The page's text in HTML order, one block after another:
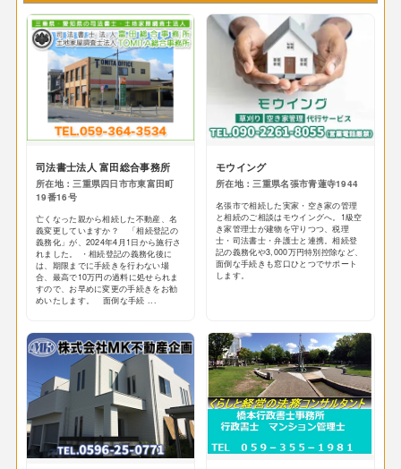
司法書士法人 富田総合事務所
所在地：三重県四日市市東富田町
19番16号
亡くなった親から相続した不動産、名
義変更していますか？ 「相続登記の
義務化」が、2024年4月1日から施行さ
れました。 ・相続登記の義務化後に
は、期限までに手続きを行わない場
合、最高で10万円の過料に処せられま
すので、お早めに変更の手続きをお勧
めいたします。 面倒な手続 ...
モウイング
所在地：三重県名張市青蓮寺1944
名張市で相続した実家・空き家の管理
と相続のご相談はモウイングへ。1級空
き家管理士が建物を守りつつ、税理
士・司法書士・弁護士と連携。相続登
記の義務化や3,000万円特別控除など、
面倒な手続きも窓口ひとつでサポート
します。